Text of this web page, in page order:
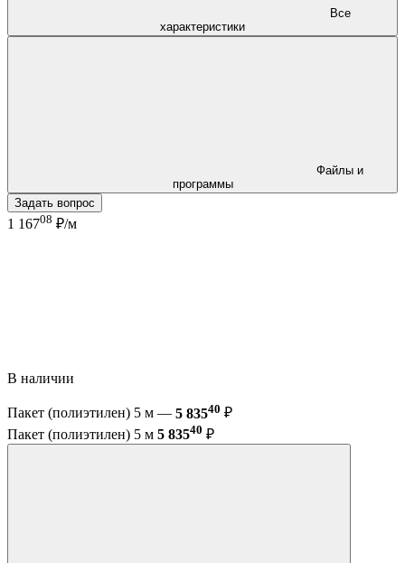
характеристики
программы
Задать вопрос
1 16708 ₽/м
В наличии
Пакет (полиэтилен) 5 м — 5 83540 ₽
Пакет (полиэтилен) 5 м 5 83540 ₽